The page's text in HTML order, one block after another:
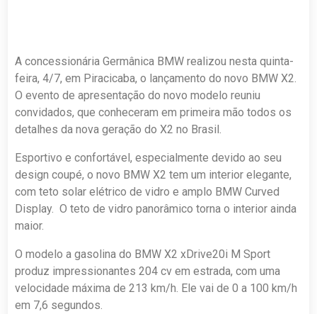
A concessionária Germânica BMW realizou nesta quinta-
feira, 4/7, em Piracicaba, o lançamento do novo BMW X2.
O evento de apresentação do novo modelo reuniu
convidados, que conheceram em primeira mão todos os
detalhes da nova geração do X2 no Brasil.
Esportivo e confortável, especialmente devido ao seu
design coupé, o novo BMW X2 tem um interior elegante,
com teto solar elétrico de vidro e amplo BMW Curved
Display. O teto de vidro panorâmico torna o interior ainda
maior.
O modelo a gasolina do BMW X2 xDrive20i M Sport
produz impressionantes 204 cv em estrada, com uma
velocidade máxima de 213 km/h. Ele vai de 0 a 100 km/h
em 7,6 segundos.